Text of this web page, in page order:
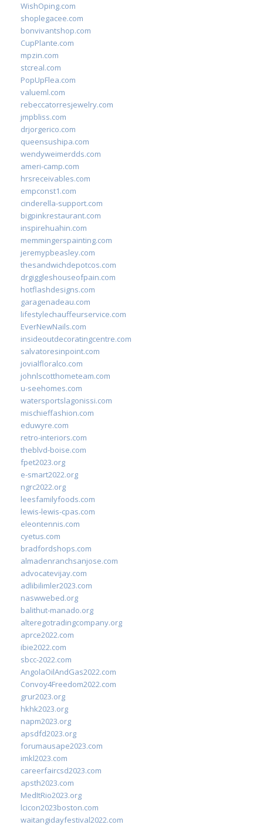
WishOping.com
shoplegacee.com
bonvivantshop.com
CupPlante.com
mpzin.com
stcreal.com
PopUpFlea.com
valueml.com
rebeccatorresjewelry.com
jmpbliss.com
drjorgerico.com
queensushipa.com
wendyweimerdds.com
ameri-camp.com
hrsreceivables.com
empconst1.com
cinderella-support.com
bigpinkrestaurant.com
inspirehuahin.com
memmingerspainting.com
jeremypbeasley.com
thesandwichdepotcos.com
drgiggleshouseofpain.com
hotflashdesigns.com
garagenadeau.com
lifestylechauffeurservice.com
EverNewNails.com
insideoutdecoratingcentre.com
salvatoresinpoint.com
jovialfloralco.com
johnlscotthometeam.com
u-seehomes.com
watersportslagonissi.com
mischieffashion.com
eduwyre.com
retro-interiors.com
theblvd-boise.com
fpet2023.org
e-smart2022.org
ngrc2022.org
leesfamilyfoods.com
lewis-lewis-cpas.com
eleontennis.com
cyetus.com
bradfordshops.com
almadenranchsanjose.com
advocatevijay.com
adlibilimler2023.com
naswwebed.org
balithut-manado.org
alteregotradingcompany.org
aprce2022.com
ibie2022.com
sbcc-2022.com
AngolaOilAndGas2022.com
Convoy4Freedom2022.com
grur2023.org
hkhk2023.org
napm2023.org
apsdfd2023.org
forumausape2023.com
imkl2023.com
careerfaircsd2023.com
apsth2023.com
MedItRio2023.org
lcicon2023boston.com
waitangidayfestival2022.com